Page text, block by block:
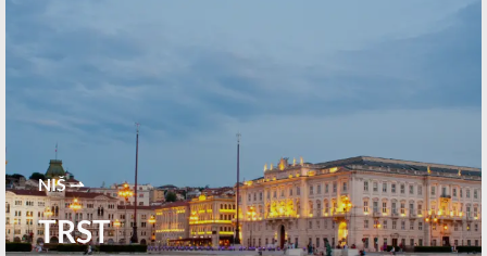
NIŠ ⇀
TRST